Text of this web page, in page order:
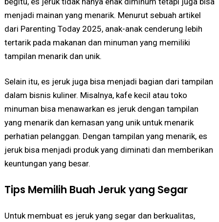
menjadi mainan yang menarik. Menurut sebuah artikel
dari Parenting Today 2025, anak-anak cenderung lebih
tertarik pada makanan dan minuman yang memiliki
tampilan menarik dan unik.
Selain itu, es jeruk juga bisa menjadi bagian dari tampilan
dalam bisnis kuliner. Misalnya, kafe kecil atau toko
minuman bisa menawarkan es jeruk dengan tampilan
yang menarik dan kemasan yang unik untuk menarik
perhatian pelanggan. Dengan tampilan yang menarik, es
jeruk bisa menjadi produk yang diminati dan memberikan
keuntungan yang besar.
Tips Memilih Buah Jeruk yang Segar
Untuk membuat es jeruk yang segar dan berkualitas,